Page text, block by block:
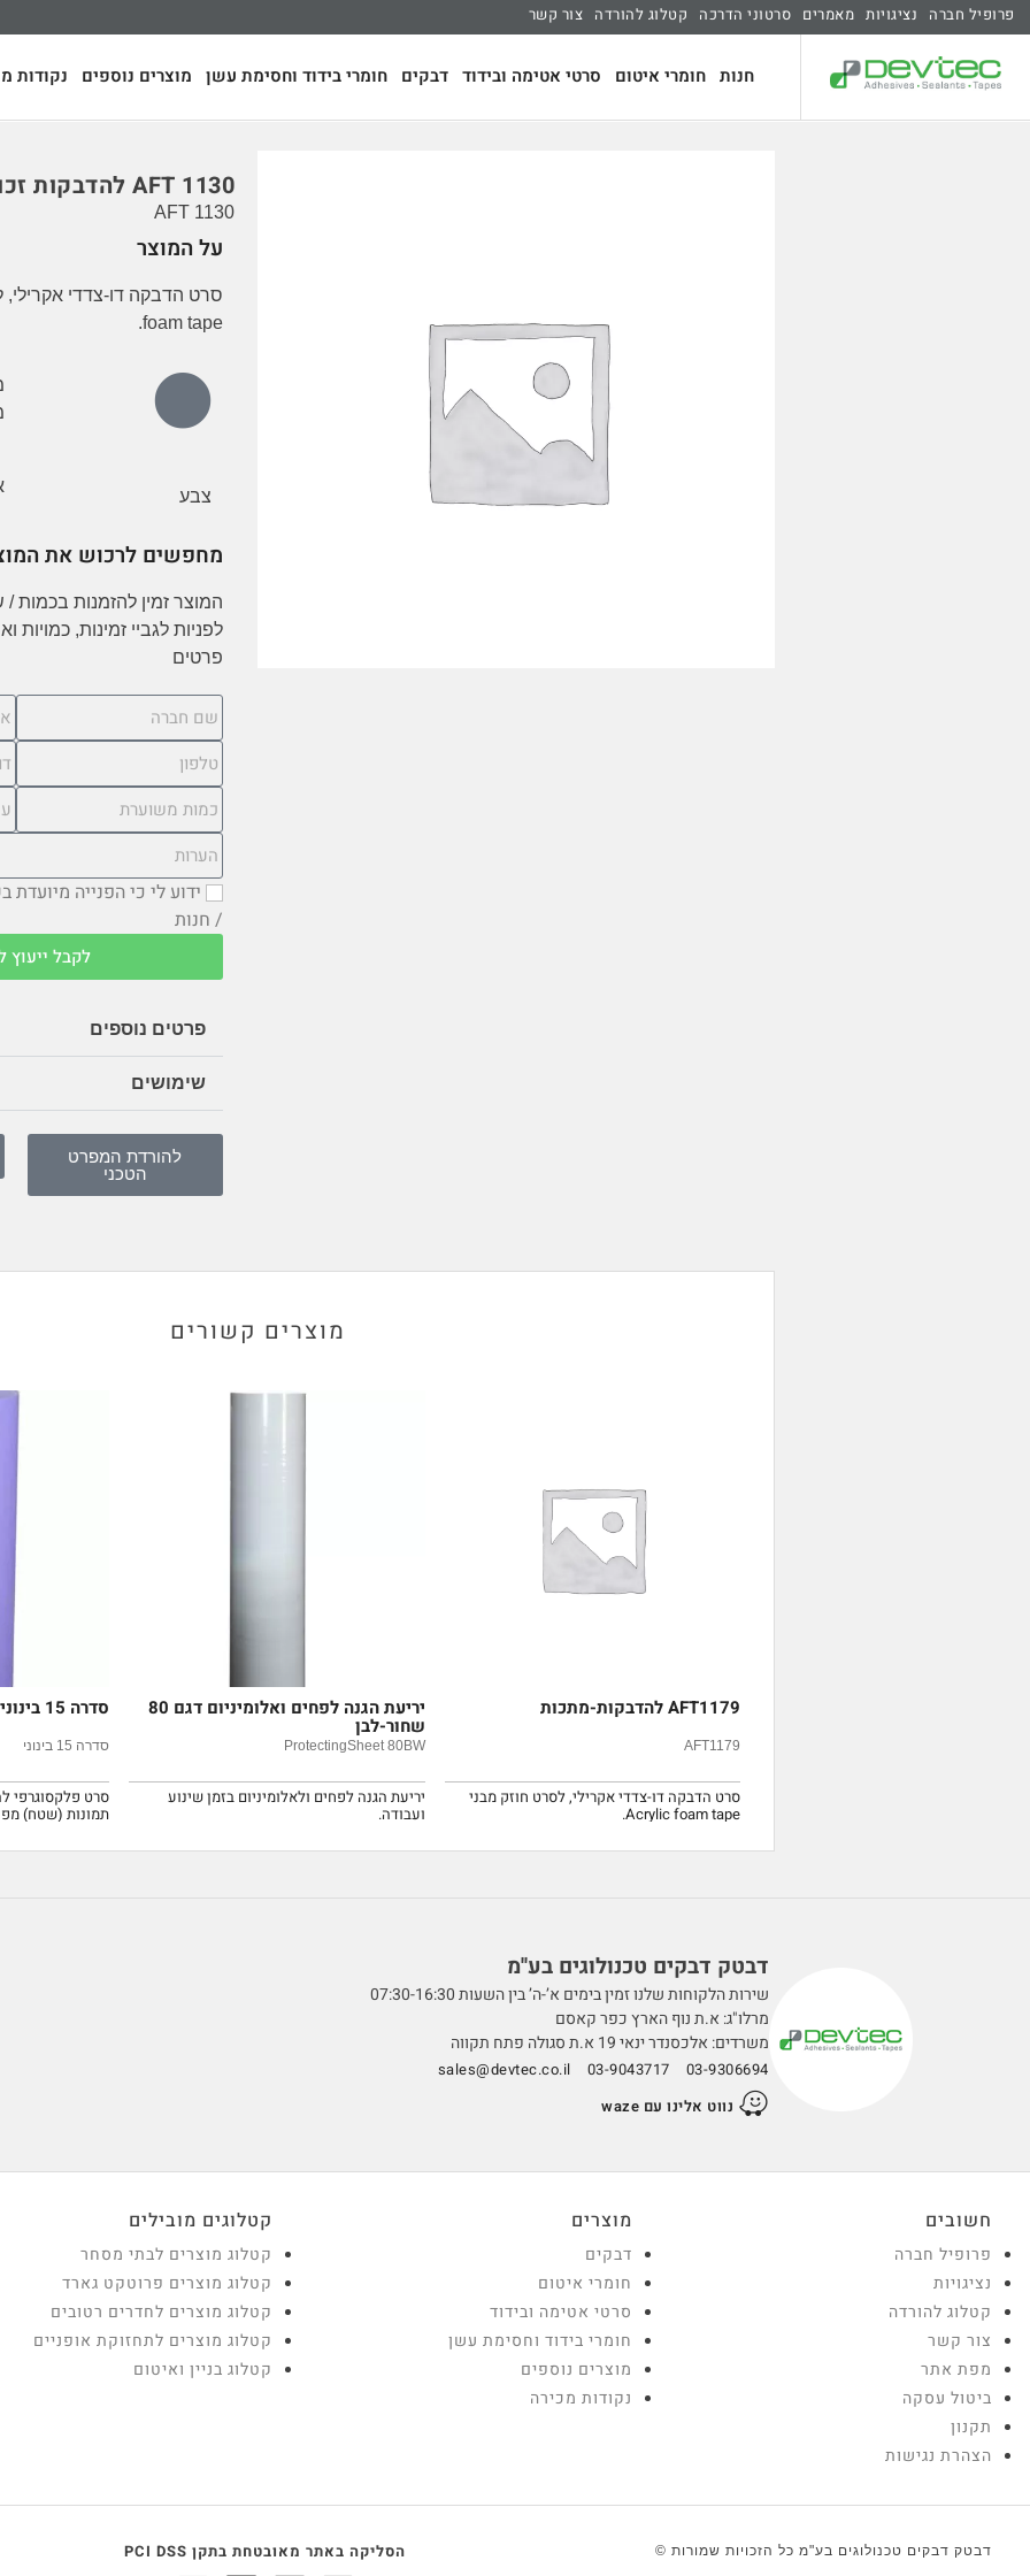
פרופיל חברה נציגויות מאמרים סרטוני הדרכה קטלוג להורדה צור קשר
חנות חומרי איטום סרטי אטימה ובידוד דבקים חומרי בידוד וחסימת עשן מוצרים נוספים נקודות
AFT 1130 להדבקות זכוכית
AFT 1130
על המוצר
foam tape.
צבע
מחפשים לרכוש את
המוצר זמין להזמנות בכמות
לפניות לגביי זמינות, כמויות
פרטים
ידוע לי כי הפנייה
/ חנות
לקבל ייעוץ
פרטים נוספים
שימושים
להורדת המפרט
הטכני
מוצרים קשורים
AFT1179 להדבקות-מתכות
AFT1179
סרט הדבקה דו-צדדי אקרילי, לסרט חוזק מבני
Acrylic foam tape.
יריעת הגנה לפחים ואלומיניום דגם 80
שחור-לבן
ProtectingSheet 80BW
יריעת הגנה לפחים ולאלומיניום בזמן שינוע
ועבודה.
סדרה 15 בינוני
סדרה 15 בינוני
סרט פלקסוגרפי
תמונות (שטח)
דבטק דבקים טכנולוגים בע''מ
שירות הלקוחות שלנו זמין בימים א’-ה’ בין השעות 07:30-16:30
מרלו"ג: א.ת נוף הארץ כפר קאסם
משרדים: אלכסנדר ינאי 19 א.ת סגולה פתח תקווה
03-9306694
03-9043717
sales@devtec.co.il
נווט אלינו עם waze
חשובים
פרופיל חברה
נציגויות
קטלוג להורדה
צור קשר
מפת אתר
ביטול עסקה
תקנון
הצהרת נגישות
מוצרים
דבקים
חומרי איטום
סרטי אטימה ובידוד
חומרי בידוד וחסימת עשן
מוצרים נוספים
נקודות מכירה
קטלוגים מובילים
קטלוג מוצרים לבתי מסחר
קטלוג מוצרים פרוטקט גארד
קטלוג מוצרים לחדרים רטובים
קטלוג מוצרים לתחזוקת אופניים
קטלוג בניין ואיטום
דבטק דבקים טכנולוגים בע"מ כל הזכויות שמורות © הסליקה באתר מאובטחת בתקן PCI DSS